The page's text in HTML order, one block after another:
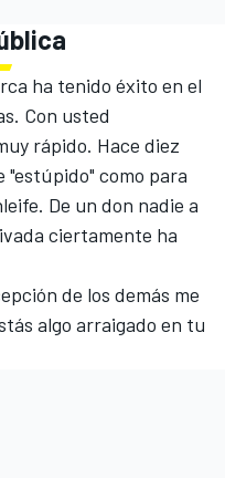
ha tenido éxito en el
Con usted
rápido. Hace diez
como para
De un don nadie a
ciertamente ha
de los demás me
algo arraigado en tu